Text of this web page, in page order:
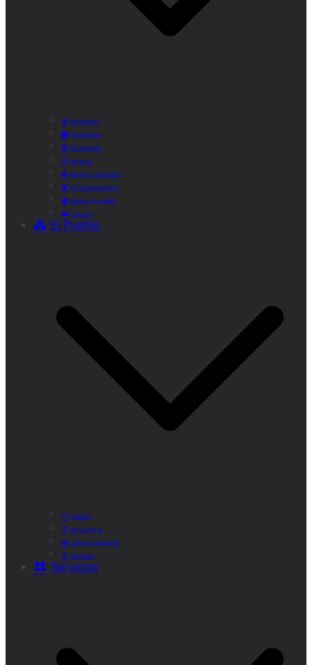
Corporación
Documentos
Recaudación
Horarios
Empleo y Formación
Plenos Municipales
Boletín «De Valde»
Contacta
El Pueblo
Historia
Cómo Llegar
Callejero Municipal
Teléfonos
Servicios